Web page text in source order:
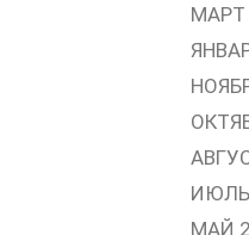
МАРТ
ИЮЛЬ
МАЙ